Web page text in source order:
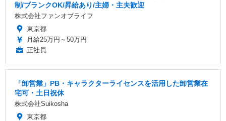
制/ブランクOK/昇給あり/主婦・主夫歓迎
株式会社ファンオブライフ
東京都
月給25万円～50万円
正社員
「卸営業」PB・キャラクターライセンスを活用した卸営業在
宅可・土日祝休
株式会社Suikosha
東京都